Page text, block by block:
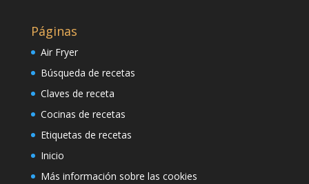
Páginas
Air Fryer
Búsqueda de recetas
Claves de receta
Cocinas de recetas
Etiquetas de recetas
Inicio
Más información sobre las cookies